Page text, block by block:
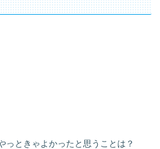
っときゃよかったと思うことは？